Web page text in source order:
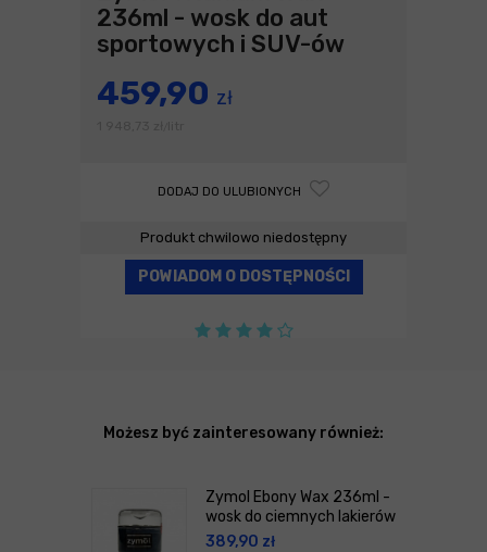
236ml - wosk do aut
sportowych i SUV-ów
459,90 zł
DODAJ DO ULUBIONYCH
Produkt chwilowo niedostępny
POWIADOM O DOSTĘPNOŚCI
Możesz być zainteresowany również:
Zymol Ebony Wax 236ml -
wosk do ciemnych lakierów
389,90 zł